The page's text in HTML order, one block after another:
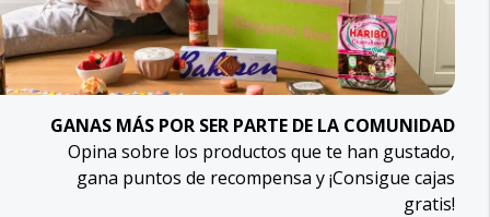
GANAS MÁS POR SER PARTE DE LA COMUNIDAD
Opina sobre los productos que te han gustado,
gana puntos de recompensa y ¡Consigue cajas
gratis!